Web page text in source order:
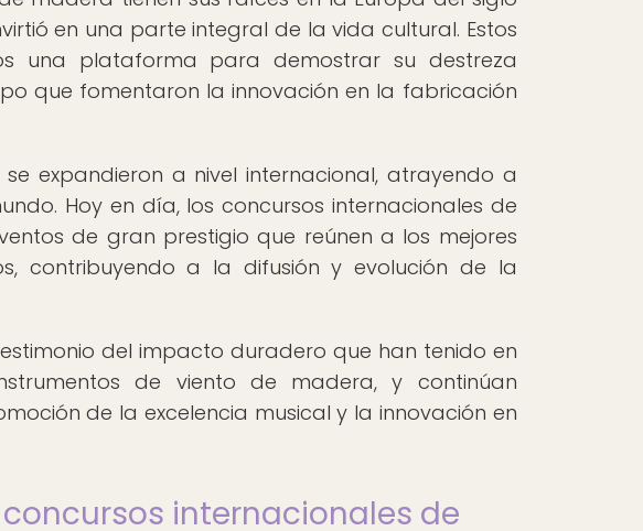
en una parte integral de la vida cultural. Estos
una plataforma para demostrar su destreza
que fomentaron la innovación en la fabricación
expandieron a nivel internacional, atrayendo a
Hoy en día, los concursos internacionales de
de gran prestigio que reúnen a los mejores
contribuyendo a la difusión y evolución de la
del impacto duradero que han tenido en
de viento de madera, y continúan
de la excelencia musical y la innovación en
internacionales de